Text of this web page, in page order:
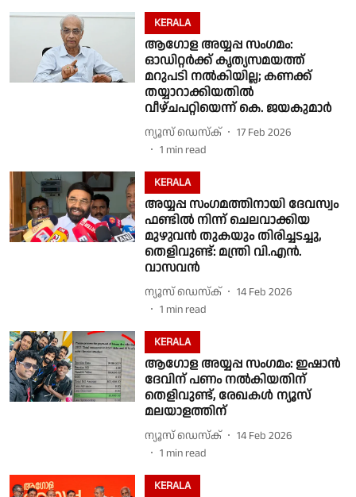
KERALA
ആഗോള അയ്യപ്പ സംഗമം:
ഓഡിറ്റർക്ക് കൃത്യസമയത്ത്
മറുപടി നൽകിയില്ല; കണക്ക്
തയ്യാറാക്കിയതിൽ
വീഴ്ചപറ്റിയെന്ന് കെ. ജയകുമാർ
ന്യൂസ് ഡെസ്ക്
17 Feb 2026
1 min read
KERALA
അയ്യപ്പ സംഗമത്തിനായി ദേവസ്വം
ഫണ്ടിൽ നിന്ന് ചെലവാക്കിയ
മുഴുവൻ തുകയും തിരിച്ചടച്ചു,
തെളിവുണ്ട്: മന്ത്രി വി.എൻ.
വാസവൻ
ന്യൂസ് ഡെസ്ക്
14 Feb 2026
1 min read
KERALA
ആഗോള അയ്യപ്പ സംഗമം: ഇഷാന്‍
ദേവിന് പണം നല്‍കിയതിന്
തെളിവുണ്ട്, രേഖകള്‍ ന്യൂസ്
മലയാളത്തിന്
ന്യൂസ് ഡെസ്ക്
14 Feb 2026
1 min read
KERALA